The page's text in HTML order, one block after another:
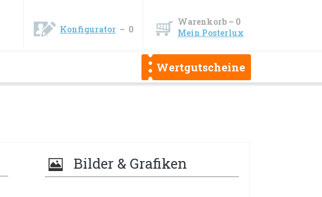
Warenkorb – 0
Mein Posterlux
Konfigurator – 0
Wertgutscheine
Bilder & Grafiken